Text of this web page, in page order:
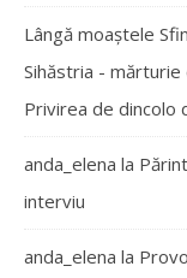
Lângă moaștele
Sihăstria -
Privirea de dincolo
anda_elena la
interviu
anda_elena la